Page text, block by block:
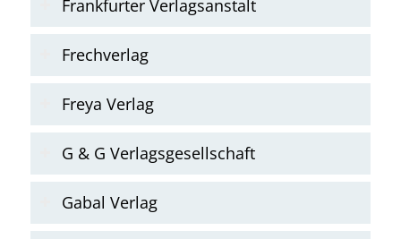
Frankfurter Verlagsanstalt
Frechverlag
Freya Verlag
G & G Verlagsgesellschaft
Gabal Verlag